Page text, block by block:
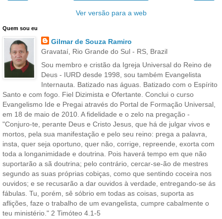
Ver versão para a web
Quem sou eu
Gilmar de Souza Ramiro
Gravataí, Rio Grande do Sul - RS, Brazil
Sou membro e cristão da Igreja Universal do Reino de
Deus - IURD desde 1998, sou também Evangelista
Internauta. Batizado nas águas. Batizado com o Espírito
Santo e com fogo. Fiel Dizimista e Ofertante. Conclui o curso
Evangelismo Ide e Pregai através do Portal de Formação Universal,
em 18 de maio de 2010. A fidelidade e o zelo na pregação -
"Conjuro-te, perante Deus e Cristo Jesus, que há de julgar vivos e
mortos, pela sua manifestação e pelo seu reino: prega a palavra,
insta, quer seja oportuno, quer não, corrige, repreende, exorta com
toda a longanimidade e doutrina. Pois haverá tempo em que não
suportarão a sã doutrina; pelo contrário, cercar-se-ão de mestres
segundo as suas próprias cobiças, como que sentindo coceira nos
ouvidos; e se recusarão a dar ouvidos à verdade, entregando-se ás
fábulas. Tu, porém, sê sóbrio em todas as coisas, suporta as
aflições, faze o trabalho de um evangelista, cumpre cabalmente o
teu ministério." 2 Timóteo 4.1-5